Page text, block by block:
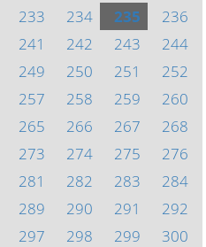
233 234 235
236
241 242 243
244
249 250 251
252
257 258 259
260
265 266 267
268
273 274 275
276
281 282 283
284
289 290 291
292
297 298 299
300